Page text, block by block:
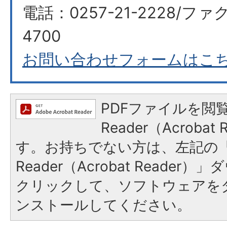
電話：0257-21-2228/ファ
4700
お問い合わせフォームはこ
PDFファイルを閲
Reader（Acrobat
す。お持ちでない方は、左記の
Reader（Acrobat Reader）」
クリックして、ソフトウェア
ンストールしてください。